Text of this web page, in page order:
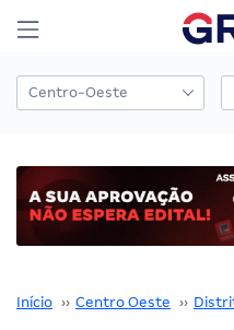
Início ›› Centro Oeste ››